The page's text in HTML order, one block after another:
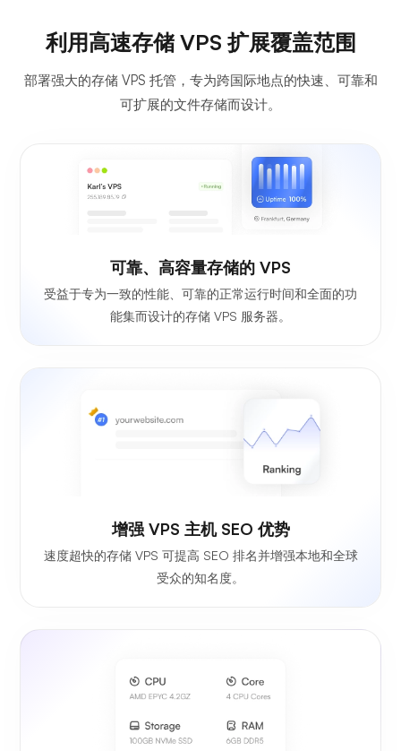
利用高速存储 VPS 扩展覆盖范围
部署强大的存储 VPS 托管，专为跨国际地点的快速、可靠和
可扩展的文件存储而设计。
可靠、高容量存储的 VPS
受益于专为一致的性能、可靠的正常运行时间和全面的功
能集而设计的存储 VPS 服务器。
增强 VPS 主机 SEO 优势
速度超快的存储 VPS 可提高 SEO 排名并增强本地和全球
受众的知名度。